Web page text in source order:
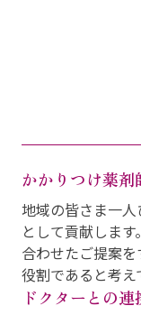
かかりつけ薬剤
地域の皆さま一
として貢献しま
合わせたご提案
役割であると考え
ドクターとの連